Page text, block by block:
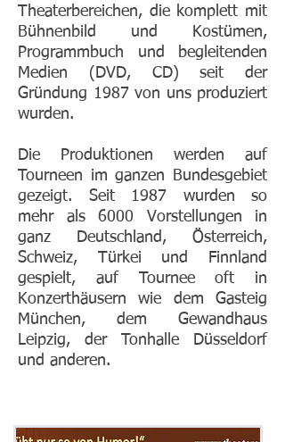
Theaterbereichen, die komplett mit
Bühnenbild und Kostümen,
Programmbuch und begleitenden
Medien (DVD, CD) seit der
Gründung 1987 von uns produziert
wurden.
Die Produktionen werden auf
Tourneen im ganzen Bundesgebiet
gezeigt. Seit 1987 wurden so
mehr als 6000 Vorstellungen in
ganz Deutschland, Österreich,
Schweiz, Türkei und Finnland
gespielt, auf Tournee oft in
Konzerthäusern wie dem Gasteig
München, dem Gewandhaus
Leipzig, der Tonhalle Düsseldorf
und anderen.